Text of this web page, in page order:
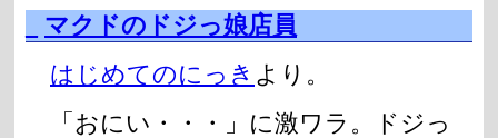
マクドのドジっ娘店員
はじめてのにっき より。
「おにい・・・」に激ワラ。ドジっ